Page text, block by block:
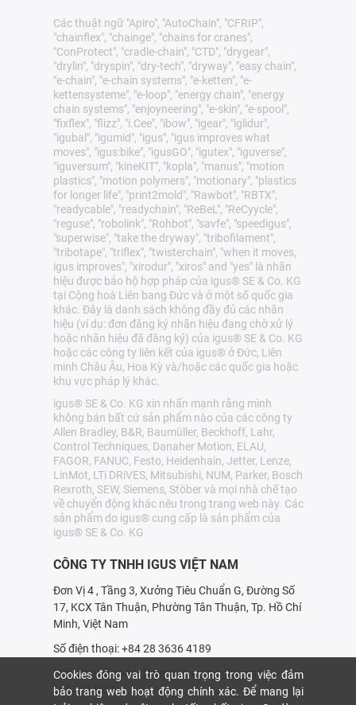
Các thuật ngữ "Apiro", "AutoChain", "CFRIP",
"chainflex", "chainge", "chains for cranes",
"ConProtect", "cradle-chain", "CTD", "drygear",
"drylin", "dryspin", "dry-tech", "dryway", "easy chain",
"e-chain", "e-chain systems", "e-ketten", "e-
kettensysteme", "e-loop", "energy chain", "energy
chain systems", "enjoyneering", "e-skin", "e-spool",
"fixflex", "flizz", "i.Cee", "ibow", "igear", "iglidur",
"igubal", "igumid", "igus", "igus improves what
moves", "igus:bike", "igusGO", "igutex", "iguverse",
"iguversum", "kineKIT", "kopla", "manus", "motion
plastics", "motion polymers", "motionary", "plastics
for longer life", "print2mold", "Rawbot", "RBTX",
"readycable", "readychain", "ReBeL", "ReCyycle",
"reguse", "robolink", "Rohbot", "savfe", "speedigus",
"superwise", "take the dryway", "tribofilament",
"tribotape", "triflex", "twisterchain", "when it moves,
igus improves", "xirodur", "xiros" and "yes" là nhãn
hiệu được bảo hộ hợp pháp của igus® SE & Co. KG
tại Cộng hoà Liên bang Đức và ở một số quốc gia
khác. Đây là danh sách không đầy đủ các nhãn
hiệu (ví dụ: đơn đăng ký nhãn hiệu đang chờ xử lý
hoặc nhãn hiệu đã đăng ký) của igus® SE & Co. KG
hoặc các công ty liên kết của igus® ở Đức, Liên
minh Châu Âu, Hoa Kỳ và/hoặc các quốc gia hoặc
khu vực pháp lý khác.
igus® SE & Co. KG xin nhấn mạnh rằng mình
không bán bất cứ sản phẩm nào của các công ty
Allen Bradley, B&R, Baumüller, Beckhoff, Lahr,
Control Techniques, Danaher Motion, ELAU,
FAGOR, FANUC, Festo, Heidenhain, Jetter, Lenze,
LinMot, LTi DRiVES, Mitsubishi, NUM, Parker, Bosch
Rexroth, SEW, Siemens, Stöber và mọi nhà chế tạo
về chuyển động khác nêu trong trang web này. Các
sản phẩm do igus® cung cấp là sản phẩm của
igus® SE & Co. KG
CÔNG TY TNHH IGUS VIỆT NAM
Đơn Vị 4 , Tầng 3, Xưởng Tiêu Chuẩn G, Đường Số
17, KCX Tân Thuận, Phường Tân Thuận, Tp. Hồ Chí
Minh, Việt Nam
Số điện thoại: +84 28 3636 4189
Giấy chứng nhận đăng ký doanh nghiệp số:
0314214531
Cookies đóng vai trò quan trọng trong việc đảm
bảo trang web hoạt động chính xác. Để mang lại